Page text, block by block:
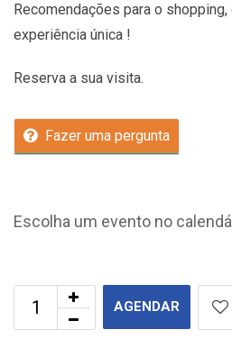
Recomendações para o
experiência única !
Reserva a sua visita.
Fazer uma pergunta
Escolha um evento no
AGENDAR